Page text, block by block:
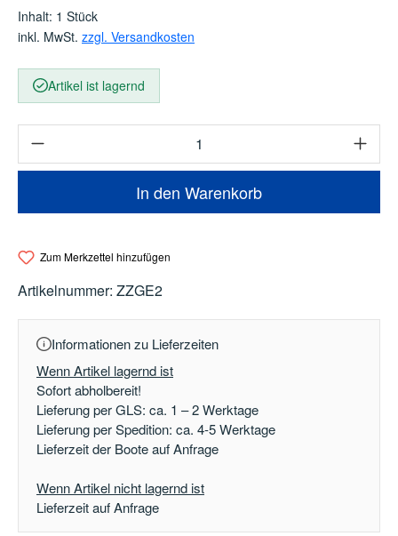
Inhalt: 1 Stück
inkl. MwSt. zzgl. Versandkosten
Artikel ist lagernd
Produkt Anzahl: Gib den gewünschten
In den Warenkorb
Zum Merkzettel hinzufügen
Artikelnummer: ZZGE2
Informationen zu Lieferzeiten
Wenn Artikel lagernd ist
Sofort abholbereit!
Lieferung per GLS: ca. 1 – 2 Werktage
Lieferung per Spedition: ca. 4-5 Werktage
Lieferzeit der Boote auf Anfrage
Wenn Artikel nicht lagernd ist
Lieferzeit auf Anfrage